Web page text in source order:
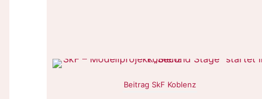
Beitrag SkF Koblenz